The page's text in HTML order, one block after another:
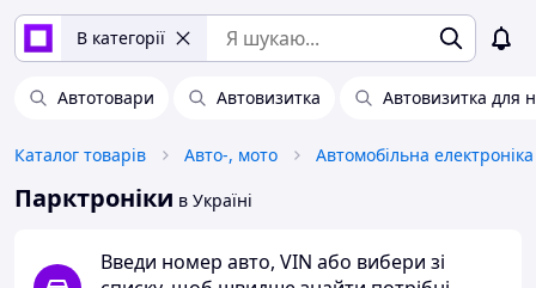
В категорії
Автотовари Автовизитка Автовизитка для
Каталог товарів Авто-, мото Автомобільна електроніка
Парктроніки в Україні
Введи номер авто, VIN або вибери зі